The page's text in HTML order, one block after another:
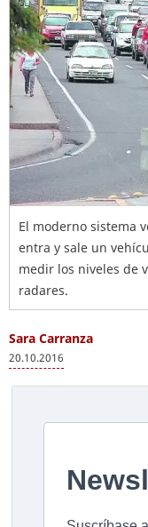
El moderno sistema
entra y sale un
medir los niveles de
radares.
Sara Carranza
20.10.2016